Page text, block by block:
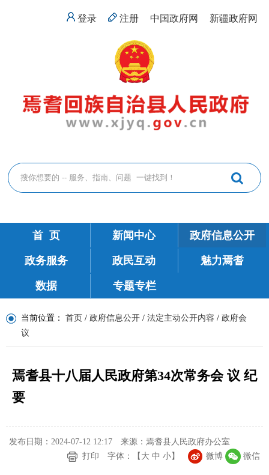
登录 注册 中国政府网 新疆政府网
首 页 新闻中心 政府信息公开
政务服务 政民互动 魅力焉耆
数据 专题专栏
当前位置： 首页 / 政府信息公开 / 法定主动公开内容 / 政府会
议
焉耆县十八届人民政府第34次常务会 议 纪
要
发布日期：2024-07-12 12:17
来源：焉耆县人民政府办公室
打印
字体：【 大 中 小】 微博 微信